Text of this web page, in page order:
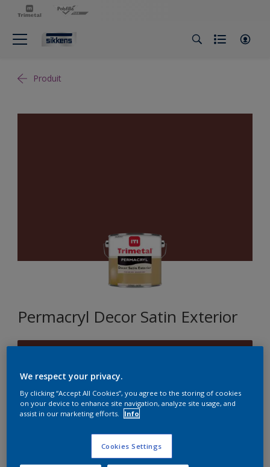
Produit
Permacryl Decor Satin Exterior
Format
We respect your privacy.
By clicking “Accept All Cookies”, you agree to the storing of cookies
on your device to enhance site navigation, analyze site usage, and
assist in our marketing efforts.
Info
Cookies Settings